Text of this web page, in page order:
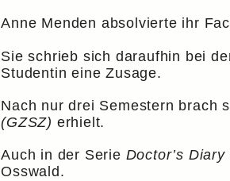
Anne Menden absolvierte ihr
Sie schrieb sich daraufhin bei
Studentin eine Zusage.
Nach nur drei Semestern brach
(GZSZ) erhielt.
Auch in der Serie Doctor’s Diary
Osswald.